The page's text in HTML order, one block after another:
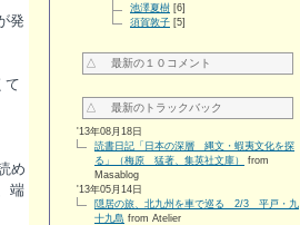
発
て
め
端
池澤夏樹 [6]
須賀敦子 [5]
△ 最新の１０コメント
△ 最新のトラックバック
'13年08月18日
読書日記「日本の深層 縄文・蝦夷文化を探
る」（梅原 猛著、集英社文庫）
from
Masablog
'13年05月14日
隠居の旅、北九州を車で巡る 2/3 平戸・九
十九島 from Atelier